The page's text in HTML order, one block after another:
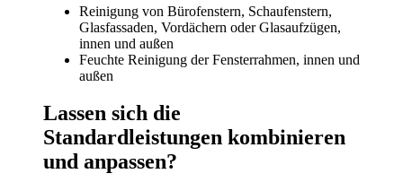
Reinigung von Bürofenstern, Schaufenstern,
Glasfassaden, Vordächern oder Glasaufzügen,
innen und außen
Feuchte Reinigung der Fensterrahmen, innen und
außen
Lassen sich die
Standardleistungen kombinieren
und anpassen?